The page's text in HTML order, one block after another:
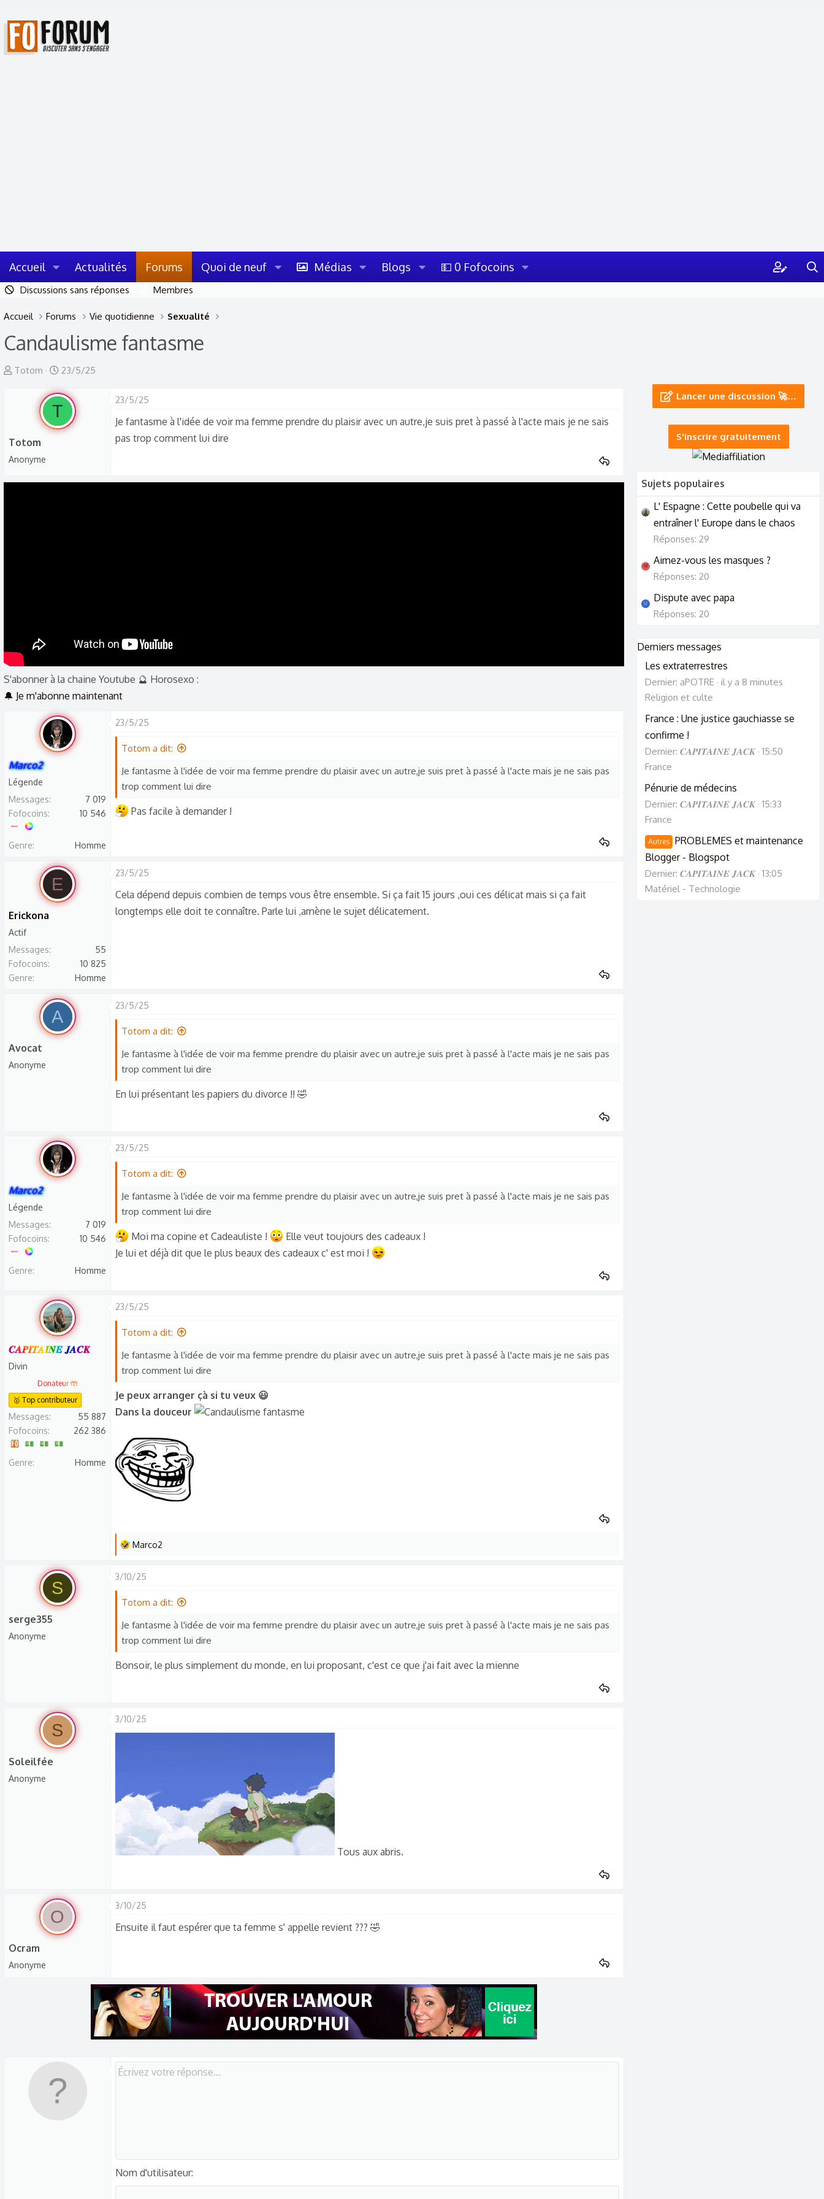
Accueil Actualités Forums Quoi de neuf Médias Blogs 💵 0 Fofocoins
Discussions sans réponses Membres
Accueil Forums Vie quotidienne Sexualité
Candaulisme fantasme
A
r
d
Totom
D
t
d
23/5/25
T
Totom
Anonyme
23/5/25
Je fantasme à l'idée de voir ma femme prendre du plaisir avec un autre,je suis pret à passé à l'acte mais je ne sais
pas trop comment lui dire
S'abonner à la chaine Youtube 🔮 Horosexo :
🔔 Je m'abonne maintenant
Marco2
Légende
Messages
7 019
Fofocoins
10 546
Genre Homme
23/5/25
Totom a dit:
Je fantasme à l'idée de voir ma femme prendre du plaisir avec un autre,je suis pret à passé à l'acte mais je ne sais pas
trop comment lui dire
Pas facile à demander !
E
Erickona
Actif
Messages
55
Fofocoins
10 825
Genre
Homme
23/5/25
Cela dépend depuis combien de temps vous être ensemble. Si ça fait 15 jours ,oui ces délicat mais si ça fait
longtemps elle doit te connaître. Parle lui ,amène le sujet délicatement.
A
Avocat
Anonyme
23/5/25
Totom a dit:
Je fantasme à l'idée de voir ma femme prendre du plaisir avec un autre,je suis pret à passé à l'acte mais je ne sais pas
trop comment lui dire
En lui présentant les papiers du divorce !! 🤣
Marco2
Légende
Messages
7 019
Fofocoins
10 546
Genre Homme
23/5/25
Totom a dit:
Je fantasme à l'idée de voir ma femme prendre du plaisir avec un autre,je suis pret à passé à l'acte mais je ne sais pas
trop comment lui dire
Moi ma copine et Cadeauliste !
Elle veut toujours des cadeaux !
Je lui et déjà dit que le plus beaux des cadeaux c' est moi !
𝑪𝑨𝑷𝑰𝑻𝑨𝑰𝑵𝑬 𝑱𝑨𝑪𝑲
Divin
Donateur 🤲
🥇 Top contributeur
Messages
55 887
Fofocoins
262 386
Genre Homme
23/5/25
Totom a dit:
Je fantasme à l'idée de voir ma femme prendre du plaisir avec un autre,je suis pret à passé à l'acte mais je ne sais pas
trop comment lui dire
Je peux arranger çà si tu veux 😃
Dans la douceur
L
s
é
c
t
o
Marco2
S
serge355
Anonyme
3/10/25
Totom a dit:
Je fantasme à l'idée de voir ma femme prendre du plaisir avec un autre,je suis pret à passé à l'acte mais je ne sais pas
trop comment lui dire
Bonsoir, le plus simplement du monde, en lui proposant, c'est ce que j'ai fait avec la mienne
S
Soleilfée
Anonyme
3/10/25
Tous aux abris.
O
Ocram
Anonyme
3/10/25
Ensuite il faut espérer que ta femme s' appelle revient ??? 🤣
Nom d'utilisateur
Lancer une discussion 🚀…
S'inscrire gratuitement
Sujets populaires
L' Espagne : Cette poubelle qui va
entraîner l' Europe dans le chaos
Réponses: 29
M Aimez-vous les masques ?
Réponses: 20
U Dispute avec papa
Réponses: 20
Derniers messages
Les extraterrestres
Dernier: aPOTRE
il y a 8 minutes
Religion et culte
France : Une justice gauchiasse se
confirme !
Dernier: 𝑪𝑨𝑷𝑰𝑻𝑨𝑰𝑵𝑬 𝑱𝑨𝑪𝑲 15:50
France
Pénurie de médecins
Dernier: 𝑪𝑨𝑷𝑰𝑻𝑨𝑰𝑵𝑬 𝑱𝑨𝑪𝑲 15:33
France
Autres
PROBLEMES et maintenance
Blogger - Blogspot
Dernier: 𝑪𝑨𝑷𝑰𝑻𝑨𝑰𝑵𝑬 𝑱𝑨𝑪𝑲 13:05
Matériel - Technologie